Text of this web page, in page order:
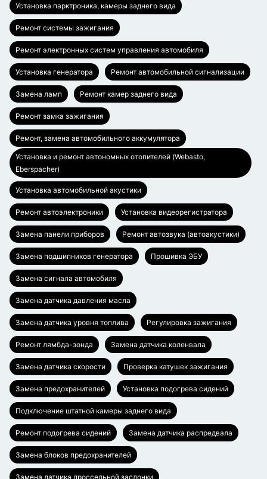
Установка парктроника, камеры заднего вида
Ремонт системы зажигания
Ремонт электронных систем управления автомобиля
Установка генератора Ремонт автомобильной сигнализации
Замена ламп Ремонт камер заднего вида
Ремонт замка зажигания
Ремонт, замена автомобильного аккумулятора
Установка и ремонт автономных отопителей (Webasto,
Eberspacher)
Установка автомобильной акустики
Ремонт автоэлектроники Установка видеорегистратора
Замена панели приборов Ремонт автозвука (автоакустики)
Замена подшипников генератора Прошивка ЭБУ
Замена сигнала автомобиля
Замена датчика давления масла
Замена датчика уровня топлива Регулировка зажигания
Ремонт лямбда-зонда Замена датчика коленвала
Замена датчика скорости Проверка катушек зажигания
Замена предохранителей Установка подогрева сидений
Подключение штатной камеры заднего вида
Ремонт подогрева сидений Замена датчика распредвала
Замена блоков предохранителей
Замена датчика дроссельной заслонки